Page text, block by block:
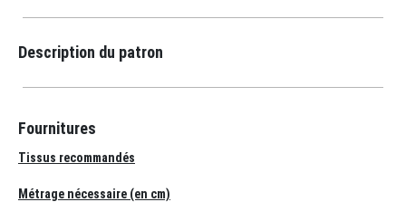
Description du patron
Fournitures
Tissus recommandés
Métrage nécessaire (en cm)